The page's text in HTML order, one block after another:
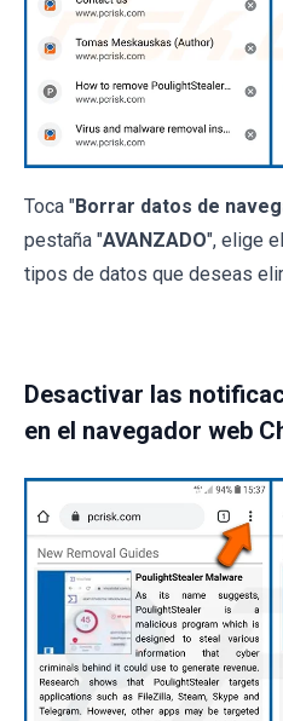
Toca "Borrar datos de
pestaña "AVANZADO", elige
tipos de datos que deseas
Desactivar las
en el navegador web